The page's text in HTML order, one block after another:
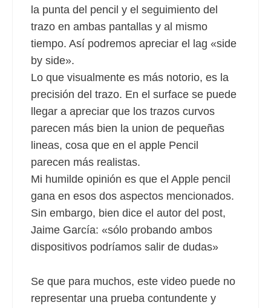
la punta del pencil y el seguimiento del
trazo en ambas pantallas y al mismo
tiempo. Así podremos apreciar el lag «side
by side».
Lo que visualmente es más notorio, es la
precisión del trazo. En el surface se puede
llegar a apreciar que los trazos curvos
parecen más bien la union de pequeñas
lineas, cosa que en el apple Pencil
parecen más realistas.
Mi humilde opinión es que el Apple pencil
gana en esos dos aspectos mencionados.
Sin embargo, bien dice el autor del post,
Jaime García: «sólo probando ambos
dispositivos podríamos salir de dudas»
Se que para muchos, este video puede no
representar una prueba contundente y